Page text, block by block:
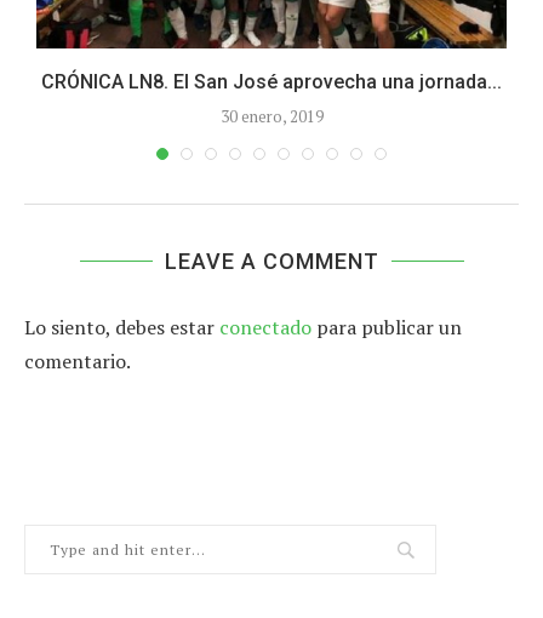
CRÓNICA LN8. El San José aprovecha una jornada...
30 enero, 2019
LEAVE A COMMENT
Lo siento, debes estar conectado para publicar un
comentario.